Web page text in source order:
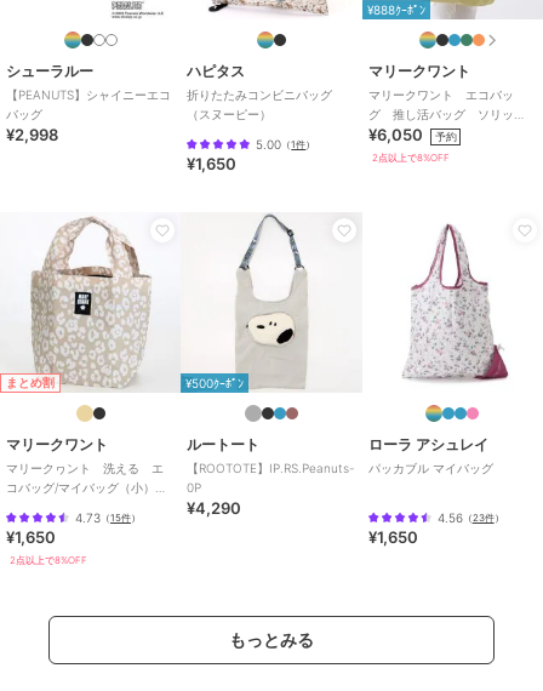
シューラルー
【PEANUTS】シャイニーエコ
バッグ
¥2,998
ハピタス
折りたたみコンビニバッグ
（スヌーピー）
5.00 （1件）
¥1,650
¥888ｸｰﾎﾟﾝ
マリークワント
マリークワント エコバッ
グ 推し活バッグ ソリッ
ド 【MARY QUANT】
¥6,050 予約
2点以上で8%OFF
まとめ割
マリークワント
マリークヮント 洗える エ
コバッグ/マイバッグ（小）レ
4.73 （15件）
¥1,650
2点以上で8%OFF
¥500ｸｰﾎﾟﾝ
ルートート
【ROOTOTE】IP.RS.Peanuts-
0P
¥4,290
ローラ アシュレイ
パッカブル マイバッグ
4.56（23件）
¥1,650
もっとみる